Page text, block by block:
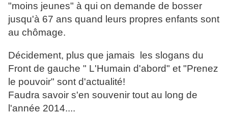
"moins jeunes" à qui on demande de bosser
jusqu'à 67 ans quand leurs propres enfants sont
au chômage.
Décidement, plus que jamais les slogans du
Front de gauche " L'Humain d'abord" et "Prenez
le pouvoir" sont d'actualité!
Faudra savoir s'en souvenir tout au long de
l'année 2014....